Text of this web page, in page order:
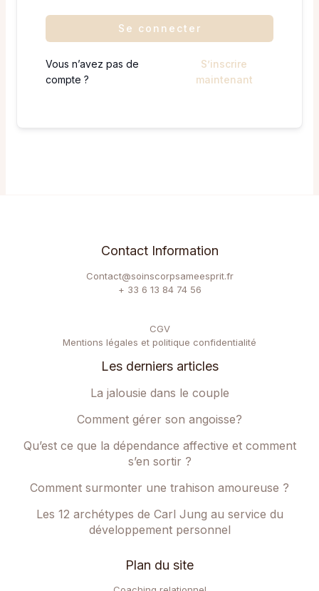
Se connecter
Vous n’avez pas de
compte ?
S’inscrire
maintenant
Contact Information
Contact@soinscorpsameesprit.fr
+ 33 6 13 84 74 56
CGV
Mentions légales et politique confidentialité
Les derniers articles
La jalousie dans le couple
Comment gérer son angoisse?
Qu’est ce que la dépendance affective et comment
s’en sortir ?
Comment surmonter une trahison amoureuse ?
Les 12 archétypes de Carl Jung au service du
développement personnel
Plan du site